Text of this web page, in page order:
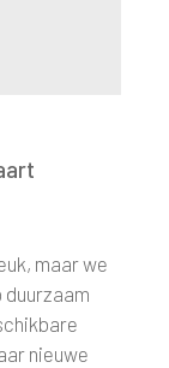
maar we
nieuwe